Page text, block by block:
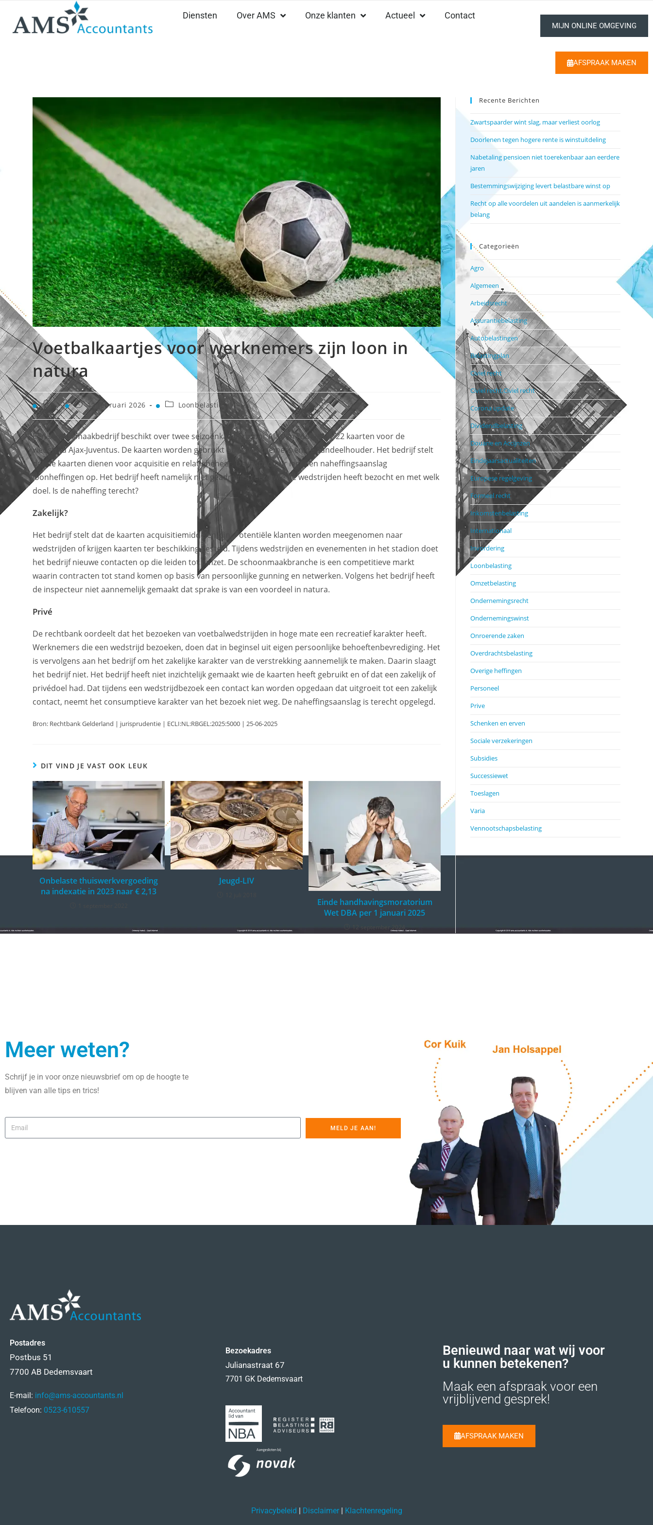
Diensten Over AMS Onze klanten Actueel Contact
MIJN ONLINE OMGEVING
AFSPRAAK MAKEN
Voetbalkaartjes voor werknemers zijn loon in
natura
12 februari 2026 Loonbelasting
Een schoonmaakbedrijf beschikt over twee seizoenkaarten voor Ajax en koopt nog 22 kaarten voor de
wedstrijd Ajax-Juventus. De kaarten worden gebruikt door werknemers en de aandeelhouder. Het bedrijf stelt
dat de kaarten dienen voor acquisitie en relatiebeheer. De inspecteur legt een naheffingsaanslag
loonheffingen op. Het bedrijf heeft namelijk niet geadministreerd wie de wedstrijden heeft bezocht en met welk
doel. Is de naheffing terecht?
Zakelijk?
Het bedrijf stelt dat de kaarten acquisitiemiddelen zijn. Potentiële klanten worden meegenomen naar
wedstrijden of krijgen kaarten ter beschikking gesteld. Tijdens wedstrijden en evenementen in het stadion doet
het bedrijf nieuwe contacten op die leiden tot omzet. De schoonmaakbranche is een competitieve markt
waarin contracten tot stand komen op basis van persoonlijke gunning en netwerken. Volgens het bedrijf heeft
de inspecteur niet aannemelijk gemaakt dat sprake is van een voordeel in natura.
Privé
De rechtbank oordeelt dat het bezoeken van voetbalwedstrijden in hoge mate een recreatief karakter heeft.
Werknemers die een wedstrijd bezoeken, doen dat in beginsel uit eigen persoonlijke behoeftenbevrediging. Het
is vervolgens aan het bedrijf om het zakelijke karakter van de verstrekking aannemelijk te maken. Daarin slaagt
het bedrijf niet. Het bedrijf heeft niet inzichtelijk gemaakt wie de kaarten heeft gebruikt en of dat een zakelijk of
privédoel had. Dat tijdens een wedstrijdbezoek een contact kan worden opgedaan dat uitgroeit tot een zakelijk
contact, neemt het consumptieve karakter van het bezoek niet weg. De naheffingsaanslag is terecht opgelegd.
Bron: Rechtbank Gelderland | jurisprudentie | ECLI:NL:RBGEL:2025:5000 | 25-06-2025
DIT VIND JE VAST OOK LEUK
Onbelaste thuiswerkvergoeding
na indexatie in 2023 naar € 2,13
Jeugd-LIV
Einde handhavingsmoratorium
Wet DBA per 1 januari 2025
Recente Berichten
Zwartspaarder wint slag, maar verliest oorlog
Doorlenen tegen hogere rente is winstuitdeling
Nabetaling pensioen niet toerekenbaar aan eerdere
jaren
Bestemmingswijziging levert belastbare winst op
Recht op alle voordelen uit aandelen is aanmerkelijk
belang
Categorieën
Agro
Algemeen
Arbeidsrecht
Assurantiebelasting
Autobelastingen
Belastingplan
Civiel recht
Civiel recht,Civiel recht
Corona update
Dividendbelasting
Douane en Accijnzen
Eindejaarsactualiteiten
Europese regelgeving
Formeel recht
Inkomstenbelasting
Internationaal
Invordering
Loonbelasting
Omzetbelasting
Ondernemingsrecht
Ondernemingswinst
Onroerende zaken
Overdrachtsbelasting
Overige heffingen
Personeel
Prive
Schenken en erven
Sociale verzekeringen
Subsidies
Successiewet
Toeslagen
Varia
Vennootschapsbelasting
Meer weten?
Schrijf je in voor onze nieuwsbrief om op de hoogte te
blijven van alle tips en trics!
MELD JE AAN!
Postadres
Postbus 51
7700 AB Dedemsvaart
E-mail: info@ams-accountants.nl
Telefoon: 0523-610557
Bezoekadres
Julianastraat 67
7701 GK Dedemsvaart
Benieuwd naar wat wij voor
u kunnen betekenen?
Maak een afspraak voor een
vrijblijvend gesprek!
AFSPRAAK MAKEN
Privacybeleid | Disclaimer| Klachtenregeling